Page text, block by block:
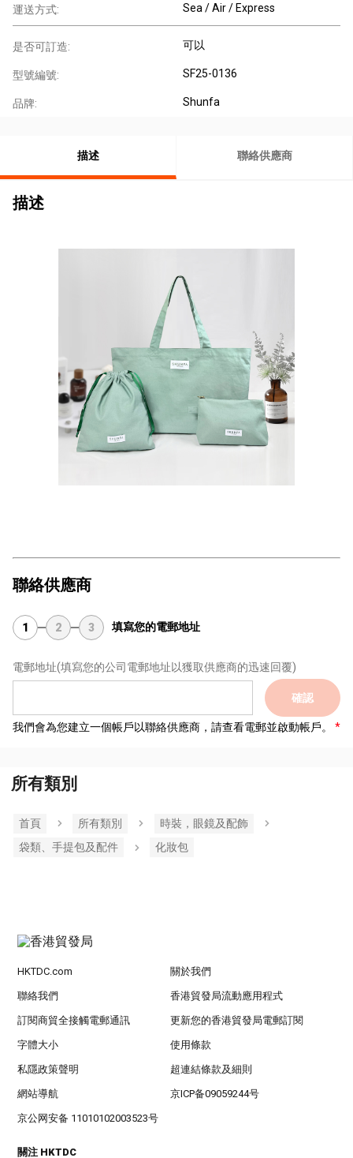
運送方式: Sea / Air / Express
是否可訂造: 可以
型號編號: SF25-0136
品牌: Shunfa
描述 聯絡供應商
描述
聯絡供應商
1 2 3 填寫您的電郵地址
電郵地址(填寫您的公司電郵地址以獲取供應商的迅速回覆)
確認
我們會為您建立一個帳戶以聯絡供應商，請查看電郵並啟動帳戶。
所有類別
首頁 所有類別
時裝，眼鏡及配飾
袋類、手提包及配件
化妝包
HKTDC.com 關於我們
聯絡我們 香港貿發局流動應用程式
訂閱商貿全接觸電郵通訊 更新您的香港貿發局電郵訂閱
字體大小 使用條款
私隱政策聲明 超連結條款及細則
網站導航 京ICP备09059244号
京公网安备 11010102003523号
關注 HKTDC